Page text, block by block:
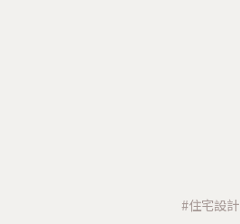
住宅設計